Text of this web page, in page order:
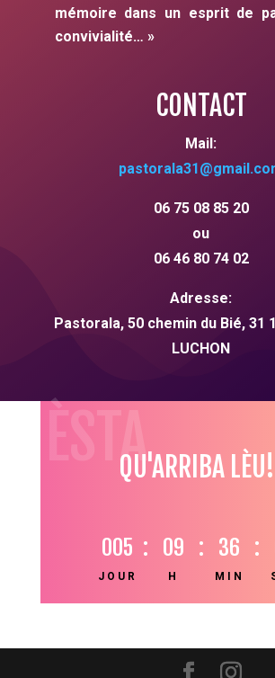
mémoire dans un esprit de
convivialité… »
CONTACT
Mail:
pastorala31
06 75 08 85 20
ou
06 46 80 74 02
Adresse:
Pastorala, 50 chemin du Bié, 31
LUCHON
HÈSTAQU'ARRIBA
005
JOUR
: 09
H
: 35
MIN
: